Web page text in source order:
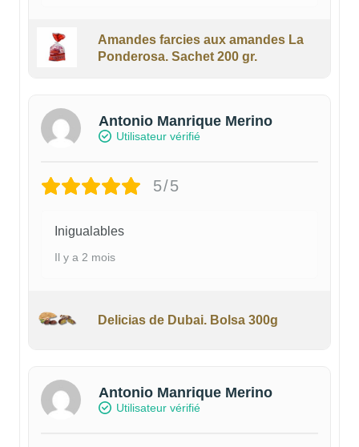
Amandes farcies aux amandes La
Ponderosa. Sachet 200 gr.
Antonio Manrique Merino
Utilisateur vérifié
5/5
Inigualables
Il y a 2 mois
Delicias de Dubai. Bolsa 300g
Antonio Manrique Merino
Utilisateur vérifié